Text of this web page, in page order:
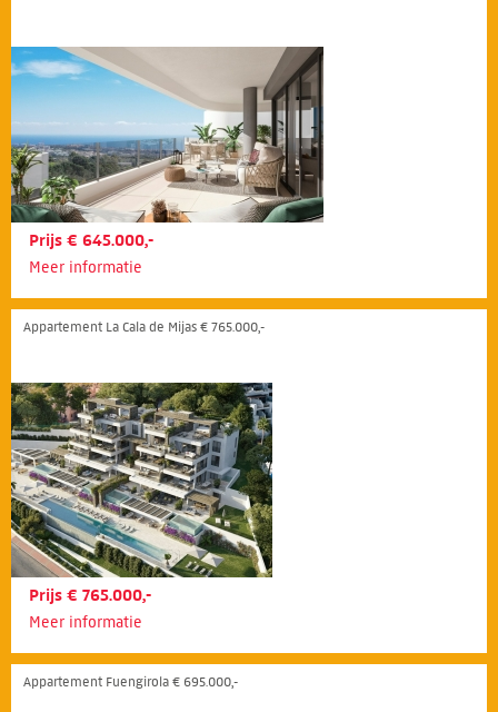
Prijs € 645.000,-
Meer informatie
Appartement La Cala de Mijas € 765.000,-
Prijs € 765.000,-
Meer informatie
Appartement Fuengirola € 695.000,-